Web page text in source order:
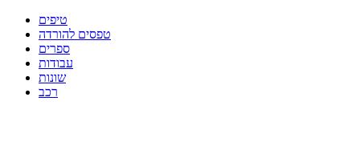
טיפים
טפסים להורדה
ספרים
עבודות
שונות
רכב